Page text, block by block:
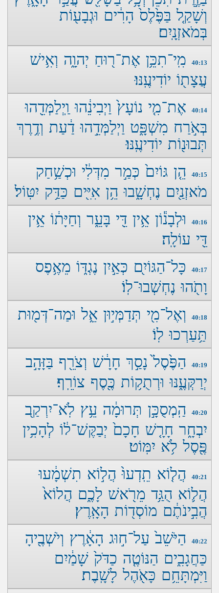
וְשָׁקַ֤ל בַּפֶּ֙לֶס֙ הָרִ֔ים וּגְבָע֖וֹת
בְּמֹאזְנָֽיִם׃
40:13
מִֽי־תִכֵּ֥ן אֶת־ר֖וּחַ יְהוָ֑ה וְאִ֥ישׁ
עֲצָת֖וֹ יוֹדִיעֶֽנּוּ׃
40:14
אֶת־מִ֤י נוֹעָץ֙ וַיְבִינֵ֔הוּ וַֽיְלַמְּדֵ֖הוּ
בְּאֹ֣רַח מִשְׁפָּ֑ט וַיְלַמְּדֵ֣הוּ דַ֔עַת וְדֶ֥רֶךְ
תְּבוּנ֖וֹת יוֹדִיעֶֽנּוּ׃
40:15
הֵ֤ן גּוֹיִם֙ כְּמַ֣ר מִדְּלִ֔י וּכְשַׁ֥חַק
מֹאזְנַ֖יִם נֶחְשָׁ֑בוּ הֵ֥ן אִיִּ֖ים כַּדַּ֥ק יִטּֽוֹל׃
40:16
וּלְבָנ֕וֹן אֵ֥ין דֵּ֖י בָּעֵ֑ר וְחַיָּת֔וֹ אֵ֥ין
דֵּ֖י עוֹלָֽה׃
40:17
כָּל־הַגּוֹיִ֖ם כְּאַ֣יִן נֶגְדּ֑וֹ מֵאֶ֥פֶס
וָתֹ֖הוּ נֶחְשְׁבוּ־לֽוֹ׃
40:18
וְאֶל־מִ֖י תְּדַמְּי֣וּן אֵ֑ל וּמַה־דְּמ֖וּת
תַּ֥עַרְכוּ לֽוֹ׃
40:19
הַפֶּ֙סֶל֙ נָסַ֣ךְ חָרָ֔שׁ וְצֹרֵ֖ף בַּזָּהָ֣ב
יְרַקְּעֶ֑נּוּ וּרְתֻק֥וֹת כֶּ֖סֶף צוֹרֵֽף׃
40:20
הַֽמְסֻכָּ֣ן תְּרוּמָ֔ה עֵ֥ץ לֹֽא־יִרְקַ֖ב
יִבְחָ֑ר חָרָ֤שׁ חָכָם֙ יְבַקֶּשׁ־ל֔וֹ לְהָכִ֥ין
פֶּ֖סֶל לֹ֥א יִמּֽוֹט׃
40:21
הֲל֤וֹא תֵֽדְעוּ֙ הֲל֣וֹא תִשְׁמָ֔עוּ
הֲל֛וֹא הֻגַּ֥ד מֵרֹ֖אשׁ לָכֶ֑ם הֲלוֹא֙
הֲבִ֣ינֹתֶ֔ם מוֹסְד֖וֹת הָאָֽרֶץ׃
40:22
הַיֹּשֵׁב֙ עַל־ח֣וּג הָאָ֔רֶץ וְיֹשְׁבֶ֖יהָ
כַּחֲגָבִ֑ים הַנּוֹטֶ֤ה כַדֹּק֙ שָׁמַ֔יִם
וַיִּמְתָּחֵ֥ם כָּאֹ֖הֶל לָשָֽׁבֶת׃